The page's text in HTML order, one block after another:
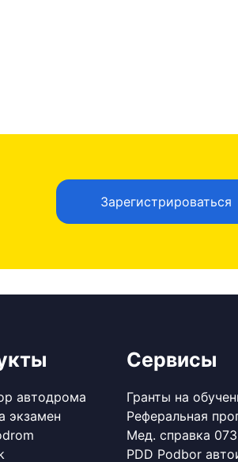
Зарегистрироваться
автодрома
экзамен
Сервисы
Гранты на
Реферальная
Мед. справка 073
PDD Podbor